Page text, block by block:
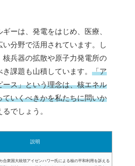
ーは、発電をはじめ、医療、
い分野で活用されています。し
核兵器の拡散や原子力発電所の
課題も山積しています。 「ア
ース」という理念は、核エネル
ていくべきかを私たちに問いか
るでしょう。
説明
合衆国大統領アイゼンハワー氏による核の平和利用を訴える